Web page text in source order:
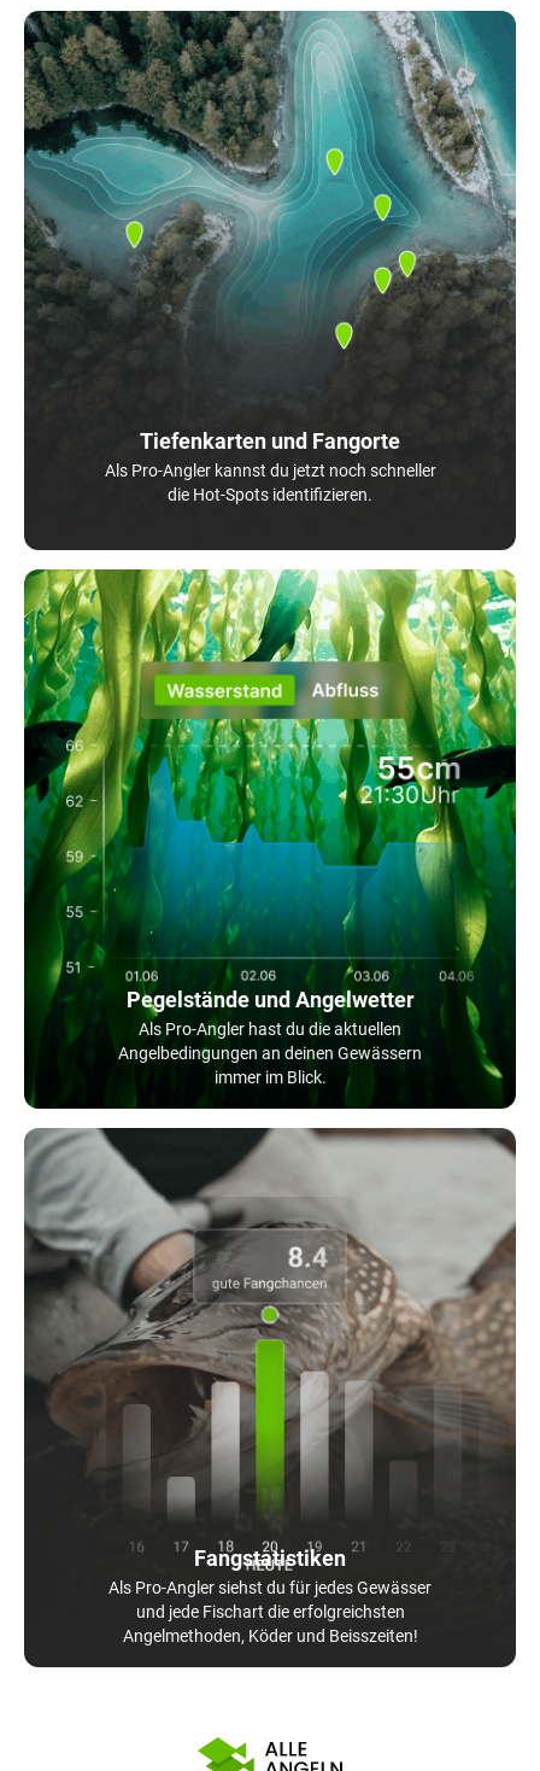
Tiefenkarten und Fangorte
Als Pro-Angler kannst du jetzt noch schneller
die Hot-Spots identifizieren.
Pegelstände und Angelwetter
Als Pro-Angler hast du die aktuellen
Angelbedingungen an deinen Gewässern
immer im Blick.
Fangstatistiken
Als Pro-Angler siehst du für jedes Gewässer
und jede Fischart die erfolgreichsten
Angelmethoden, Köder und Beisszeiten!